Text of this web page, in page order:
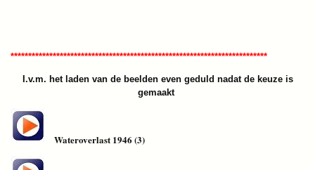
*************************************************************************
I.v.m. het laden van de beelden even geduld nadat de keuze is
gemaakt
Wateroverlast 1946 (3)